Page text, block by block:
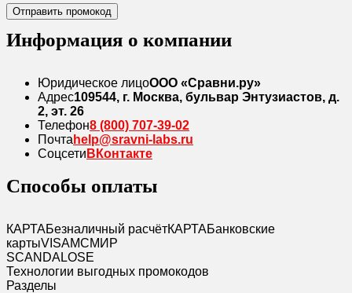
Отправить промокод
Информация о компании
Юридическое лицоООО «Сравни.ру»
Адрес109544, г. Москва, бульвар Энтузиастов, д.
2, эт. 26
Телефон8 (800) 707-39-02
Почта help@sravni-labs.ru
Соцсети ВКонтакте
Способы оплаты
КАРТАБезналичный расчётКАРТАБанковские
картыVISAMCМИР
SCANDALOSE
Технологии выгодных промокодов
Разделы